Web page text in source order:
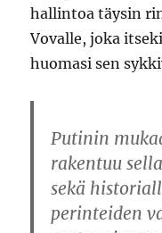
hallintoa täysin
Vovalle, joka
huomasi sen
Putinin
rakentuu
sekä
perinteiden